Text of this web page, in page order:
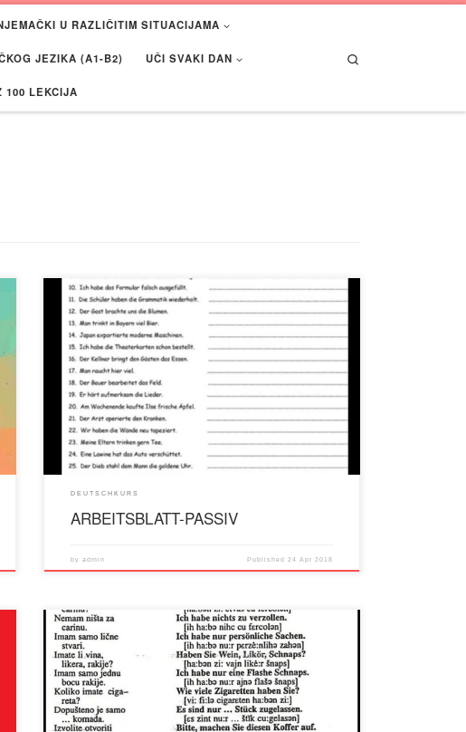
U RAZLIČITIM SITUACIJAMA
JEZIKA (A1-B2) UČI SVAKI DAN
100 LEKCIJA
DEUTSCHKURS
ARBEITSBLATT-PASSIV
by admin Published24 Apr 2018